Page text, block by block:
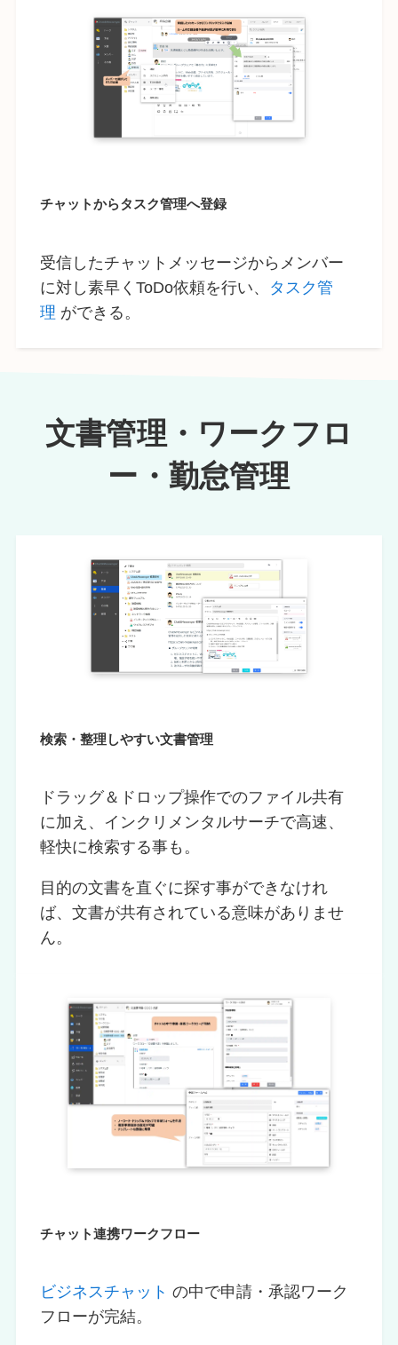
チャットからタスク管理へ登録
受信したチャットメッセージからメンバー
に対し素早くToDo依頼を行い、
タスク管
理 ができる。
文書管理・ワークフロ
ー・勤怠管理
検索・整理しやすい文書管理
ドラッグ＆ドロップ操作でのファイル共有
に加え、インクリメンタルサーチで高速、
軽快に検索する事も。
目的の文書を直ぐに探す事ができなけれ
ば、文書が共有されている意味がありませ
ん。
チャット連携ワークフロー
ビジネスチャット の中で申請・承認ワーク
フローが完結。